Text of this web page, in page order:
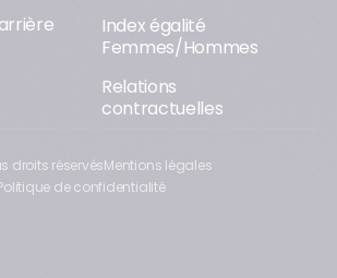
Index égalité
Femmes/Hommes
Relations
contractuelles
droits réservésMentions légales
de confidentialité